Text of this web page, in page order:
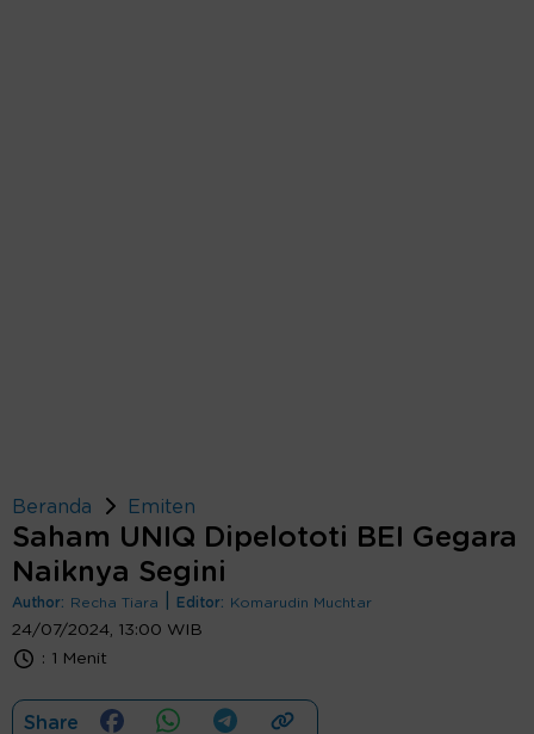
Beranda Emiten
Saham UNIQ Dipelototi BEI Gegara
Naiknya Segini
Author: Recha Tiara Editor: Komarudin Muchtar
24/07/2024, 13:00 WIB
: 1 Menit
Share